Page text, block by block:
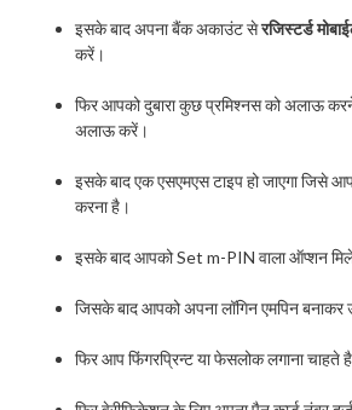
इसके बाद अपना बैंक अकाउंट सेरजिस्टर्ड
करें।
फिर आपको दुबारा कुछ प्रमिश्नस को अलाऊ
अलाऊ करें।
इसके बाद एक एसएमएस टाइप हो जाएगा जिसे
करना है।
इसके बाद आपको Set m-PIN वाला ऑप्शन
जिसके बाद आपको अपना लॉगिन एमपिन
फिर आप फिंगरप्रिन्ट या फेसलोक लगाना